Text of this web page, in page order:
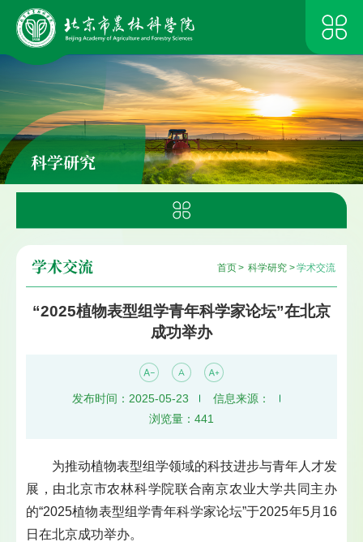
科学研究
首页> 科学研究 >学术交流
学术交流
“2025植物表型组学青年科学家论坛”在北京
成功举办
发布时间：2025-05-23
信息来源：
浏览量： 441
为推动植物表型组学领域的科技进步与青年人才发
展，由北京市农林科学院联合南京农业大学共同主办
的“2025植物表型组学青年科学家论坛”于2025年5月16
日在北京成功举办。